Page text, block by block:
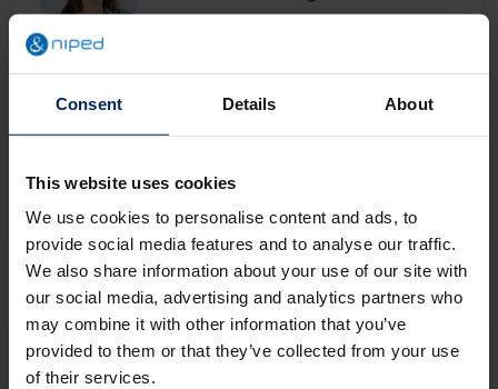
Consent Details About
This website uses cookies
We use cookies to personalise content and ads, to
provide social media features and to analyse our traffic.
We also share information about your use of our site with
our social media, advertising and analytics partners who
may combine it with other information that you’ve
provided to them or that they’ve collected from your use
of their services.
Terug naar het overzicht
Deel dit bericht